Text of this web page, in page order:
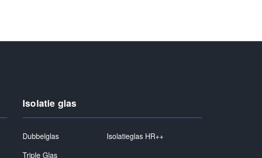
Isolatie glas
Dubbelglas
Isolatieglas HR++
Triple Glas